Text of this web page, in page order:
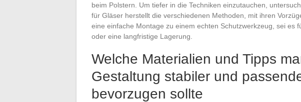
beim Polstern. Um tiefer in die Techniken einzutauchen,
für Gläser herstellt die verschiedenen Methoden, mit ihren
eine einfache Montage zu einem echten Schutzwerkzeug, sei es
oder eine langfristige Lagerung.
Welche Materialien und Tipps
Gestaltung stabiler und
bevorzugen sollte